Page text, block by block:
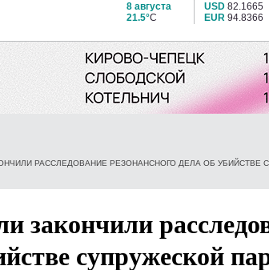
8 августа
21.5°C
USD 82.1665
EUR 94.8366
РАССЛЕДОВАНИЕ РЕЗОНАНСНОГО ДЕЛА ОБ УБИЙСТВЕ
закончили
супружеской